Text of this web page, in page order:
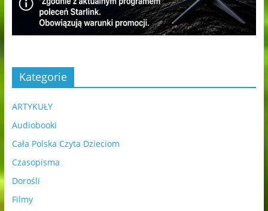
Kategorie
ARTYKUŁY
Audiobooki
Cała Polska Czyta Dzieciom
Czasopisma
Dorośli
Filmy